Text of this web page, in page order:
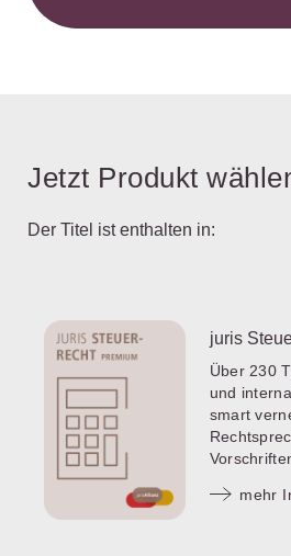
Jetzt Produkt
Der Titel ist enthalten in:
juris
Über 230
und
smart
mehr